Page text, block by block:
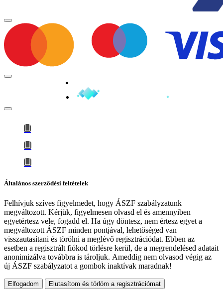
Általános szerződési feltételek
Felhívjuk szíves figyelmedet, hogy ÁSZF szabályzatunk
megváltozott. Kérjük, figyelmesen olvasd el és amennyiben
egyetértesz vele, fogadd el. Ha úgy döntesz, nem értesz egyet a
megváltozott ÁSZF minden pontjával, lehetőséged van
visszautasítani és törölni a meglévő regisztrációdat. Ebben az
esetben a regisztrált fiókod törlésre kerül, de a megrendelésed adatait
anonimizálva továbbra is tároljuk. Ameddig nem olvasod végig az
új ÁSZF szabályzatot a gombok inaktívak maradnak!
Elfogadom Elutasítom és törlöm a regisztrációmat